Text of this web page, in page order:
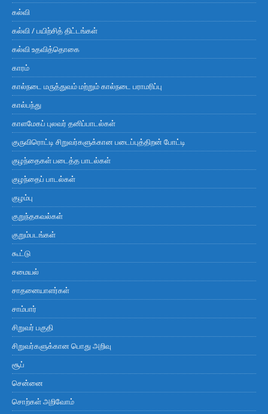
கல்வி
கல்வி / பயிற்சித் திட்டங்கள்
கல்வி உதவித்தொகை
காரம்
கால்நடை மருத்துவம் மற்றும் கால்நடை பராமரிப்பு
கால்பந்து
காளமேகப் புலவர் தனிப்பாடல்கள்
குருவிரொட்டி சிறுவர்களுக்கான படைப்புத்திறன் போட்டி
குழந்தைகள் படைத்த பாடல்கள்
குழந்தைப் பாடல்கள்
குழம்பு
குறுந்தகவல்கள்
குறும்படங்கள்
கூட்டு
சமையல்
சாதனையாளர்கள்
சாம்பார்
சிறுவர் பகுதி
சிறுவர்களுக்கான பொது அறிவு
சூப்
சென்னை
சொற்கள் அறிவோம்